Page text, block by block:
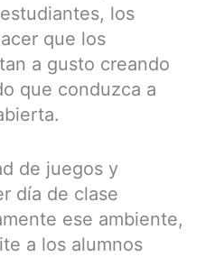
los
que los
a gusto creando
que conduzca a
de juegos y
día de clase
ese ambiente,
a los alumnos